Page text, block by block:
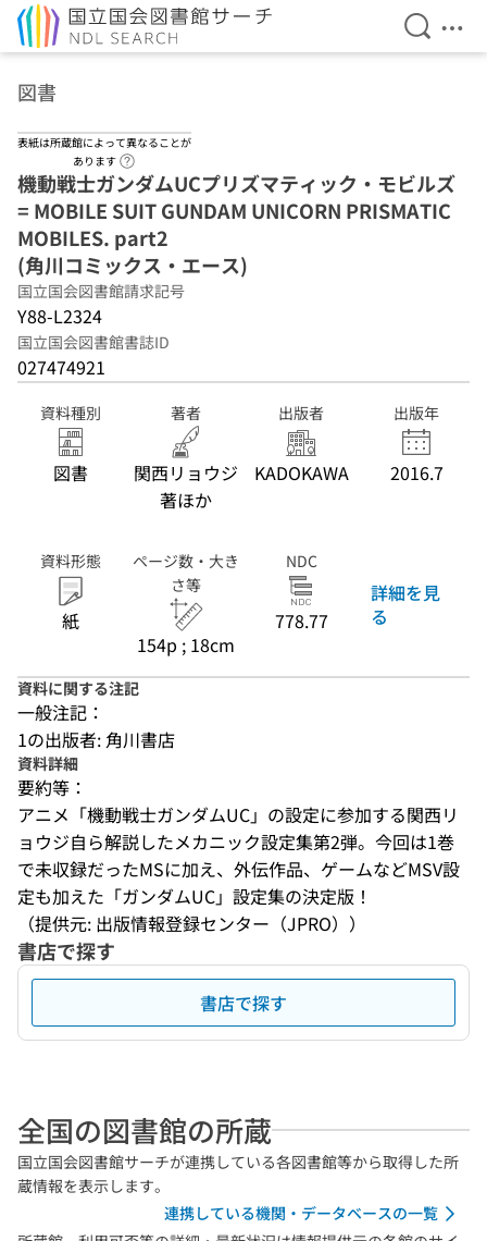
検索を
メ
図書
表紙は所蔵館によって異なることが
あります
機動戦士ガンダムUCプリズマティック・モビルズ
= MOBILE SUIT GUNDAM UNICORN PRISMATIC
MOBILES. part2
(角川コミックス・エース)
国立国会図書館請求記号
Y88-L2324
国立国会図書館書誌ID
027474921
資料種別
図書
著者
関西リョウジ
著ほか
出版者
KADOKAWA
出版年
2016.7
資料形態
紙
ページ数・大き
さ等
154p ; 18cm
NDC
778.77
詳細を見
る
資料に関する注記
一般注記：
1の出版者: 角川書店
資料詳細
要約等：
アニメ「機動戦士ガンダムUC」の設定に参加する関西リ
ョウジ自ら解説したメカニック設定集第2弾。今回は1巻
で未収録だったMSに加え、外伝作品、ゲームなどMSV設
定も加えた「ガンダムUC」設定集の決定版！
（提供元: 出版情報登録センター（JPRO））
書店で探す
書店で探す
全国の図書館の所蔵
国立国会図書館サーチが連携している各図書館等から取得した所
蔵情報を表示します。
連携している機関・データベースの一覧